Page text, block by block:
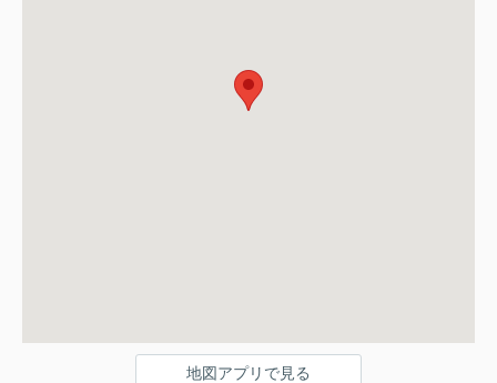
地図アプリで見る